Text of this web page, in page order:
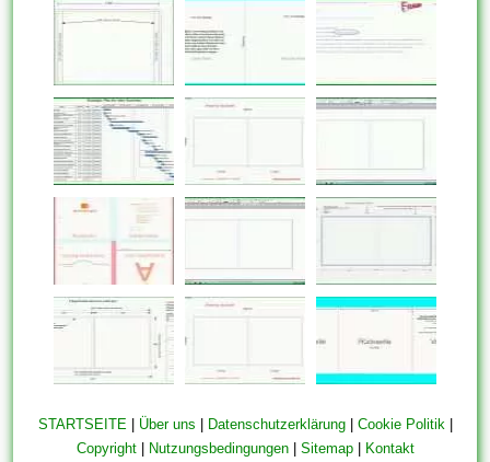
STARTSEITE| Über uns Datenschutzerklärung| Cookie Politik|
Copyright| Nutzungsbedingungen| Sitemap| Kontakt